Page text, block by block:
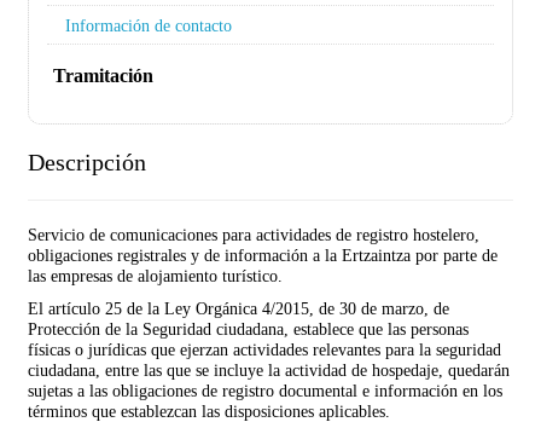
Información de contacto
Tramitación
Descripción
Servicio de comunicaciones para actividades de registro hostelero,
obligaciones registrales y de información a la Ertzaintza por parte de
las empresas de alojamiento turístico.
El artículo 25 de la Ley Orgánica 4/2015, de 30 de marzo, de
Protección de la Seguridad ciudadana, establece que las personas
físicas o jurídicas que ejerzan actividades relevantes para la seguridad
ciudadana, entre las que se incluye la actividad de hospedaje, quedarán
sujetas a las obligaciones de registro documental e información en los
términos que establezcan las disposiciones aplicables.